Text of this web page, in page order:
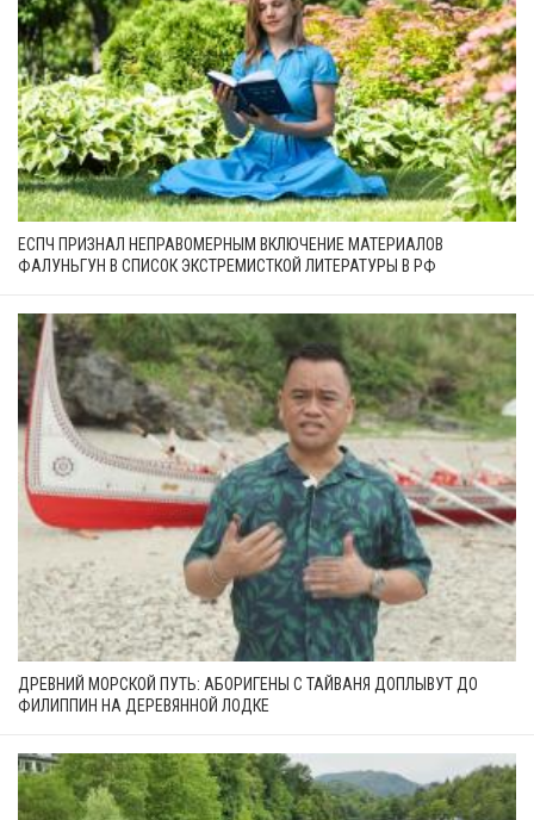
ЕСПЧ ПРИЗНАЛ НЕПРАВОМЕРНЫМ ВКЛЮЧЕНИЕ МАТЕРИАЛОВ
ФАЛУНЬГУН В СПИСОК ЭКСТРЕМИСТКОЙ ЛИТЕРАТУРЫ В РФ
ДРЕВНИЙ МОРСКОЙ ПУТЬ: АБОРИГЕНЫ С ТАЙВАНЯ ДОПЛЫВУТ ДО
ФИЛИППИН НА ДЕРЕВЯННОЙ ЛОДКЕ